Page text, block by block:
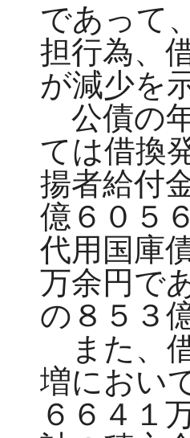
であって
担行為、
が減少を
公債の
ては借換
揚者給付
億６０５
代用国庫
万余円で
の８５３
また、
増におい
６６４１